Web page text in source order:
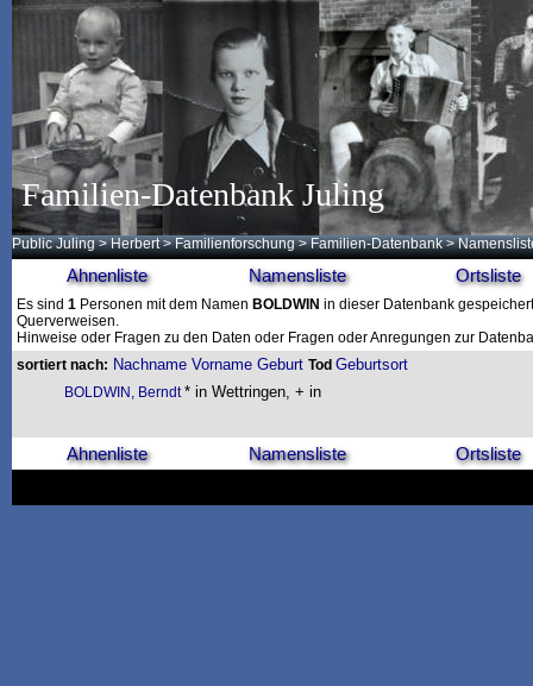
Familien-Datenbank Juling
Public Juling >Herbert >Familienforschung >Familien-Datenbank >
Ahnenliste Namensliste Ortsliste
Es sind 1 Personen mit dem Namen BOLDWIN in dieser Datenbank
Querverweisen.
Hinweise oder Fragen zu den Daten oder Fragen oder Anregungen zur
sortiert nach: Nachname Vorname Geburt Tod Geburtsort
BOLDWIN, Berndt* in Wettringen, + in
Ahnenliste Namensliste Ortsliste